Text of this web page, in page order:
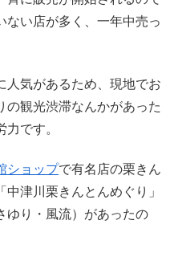
ない店が多く、一年中売っ
人気があるため、現地でお
の観光渋滞なんかがあった
です。
ショップで有名店の栗きん
津川栗きんとんめぐり」
ゆり・風流）があったの